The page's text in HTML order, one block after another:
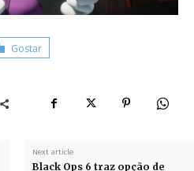
Gostar
Next article
Black Ops 6 traz opção de